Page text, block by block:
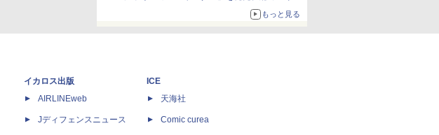
もっと見る
イカロス出版
AIRLINEweb
Jディフェンスニュース
ICE
天海社
Comic curea